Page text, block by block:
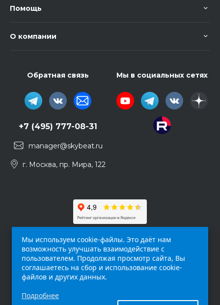
Помощь
О компании
Обратная связь
+7 (495) 777-08-31
manager@skybeat.ru
г. Москва, пр. Мира, 122
Мы в социальных сетях
интернет-сайт (
Мы используем cookie-файлы. Это даёт нам
возможность улучшать взаимодействие с
пользователем. Продолжая просмотр сайта, Вы
соглашаетесь на сбор и использование cookie-
файлов и других данных.
Подробнее